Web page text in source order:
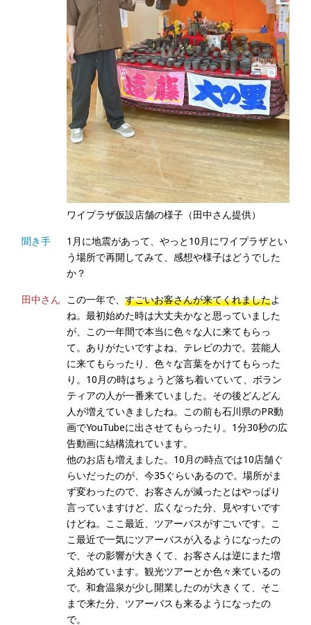
ワイプラザ仮設店舗の様子（田中さん提供）
聞き手
1月に地震があって、やっと10月にワイプラザとい
う場所で再開してみて、感想や様子はどうでした
か？
田中さん
この一年で、すごいお客さんが来てくれましたよ
ね。最初始めた時は大丈夫かなと思っていました
が、この一年間で本当に色々な人に来てもらっ
て。ありがたいですよね、テレビの力で。芸能人
に来てもらったり、色々な言葉をかけてもらった
り。10月の時はちょうど落ち着いていて、ボラン
ティアの人が一番来ていました。その後どんどん
人が増えていきましたね。この前も石川県のPR動
画でYouTubeに出させてもらったり。1分30秒の広
告動画に結構流れています。
他のお店も増えました。10月の時点では10店舗ぐ
らいだったのが、今35ぐらいあるので。場所がま
ず変わったので、お客さんが減ったとはやっぱり
言っていますけど、広くなった分、見やすいです
けどね。ここ最近、ツアーバスがすごいです。こ
こ最近で一気にツアーバスが入るようになったの
で、その影響が大きくて、お客さんは逆にまた増
え始めています。観光ツアーとか色々来ているの
で。和倉温泉が少し開業したのが大きくて、そこ
まで来た分、ツアーバスも来るようになったの
で。